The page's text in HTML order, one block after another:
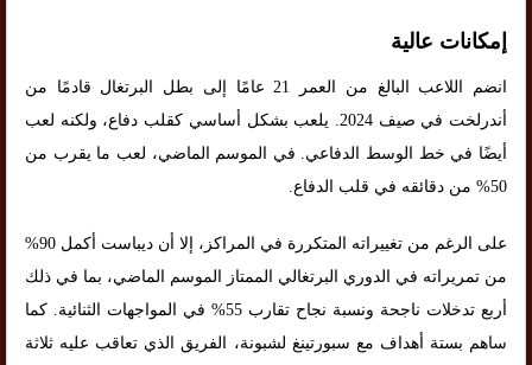
إمكانات عالية
انضم اللاعب البالغ من العمر 21 عامًا إلى بطل البرتغال قادمًا من
أندرلخت في صيف 2024. يلعب بشكل أساسي كقلب دفاع، ولكنه لعب
أيضًا في خط الوسط الدفاعي. في الموسم الماضي، لعب ما يقرب من
50% من دقائقه في قلب الدفاع.
على الرغم من تغييراته المتكررة في المراكز، إلا أن ديباست أكمل 90%
من تمريراته في الدوري البرتغالي الممتاز الموسم الماضي، بما في ذلك
أربع تدخلات ناجحة ونسبة نجاح تقارب 55% في المواجهات الثنائية. كما
ساهم بستة أهداف مع سبورتينغ لشبونة، الفريق الذي تعاقب عليه ثلاثة